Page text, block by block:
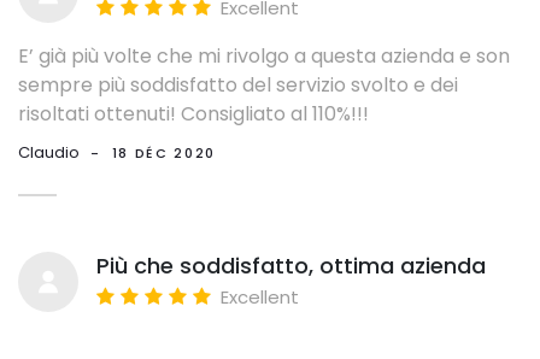
Excellent
E’ già più volte che mi rivolgo a questa azienda e son
sempre più soddisfatto del servizio svolto e dei
risoltati ottenuti! Consigliato al 110%!!!
Claudio - 18 DÉC 2020
Più che soddisfatto, ottima azienda
Excellent